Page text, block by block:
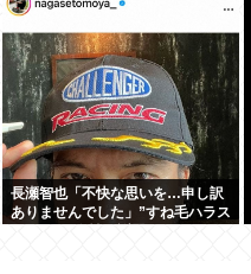
長瀬智也「不快な思いを…申し訳
ありませんでした」”すね毛ハラス